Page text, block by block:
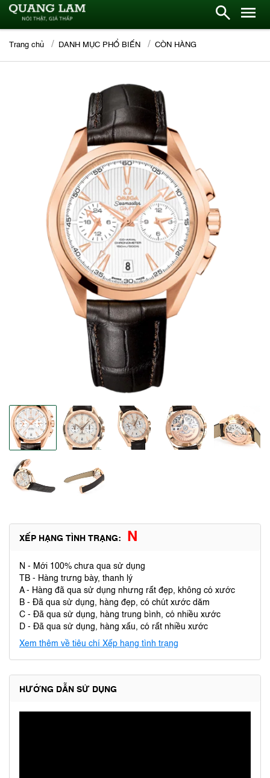
Trang chủ DANH MỤC PHỔ BIẾN CÒN HÀNG
XẾP HẠNG TÌNH TRẠNG: N
N - Mới 100% chưa qua sử dụng
TB - Hàng trưng bày, thanh lý
A - Hàng đã qua sử dụng nhưng rất đẹp, không có xước
B - Đã qua sử dụng, hàng đẹp, có chút xước dăm
C - Đã qua sử dụng, hàng trung bình, có nhiều xước
D - Đã qua sử dụng, hàng xấu, có rất nhiều xước
Xem thêm về tiêu chí Xếp hạng tình trạng
HƯỚNG DẪN SỬ DỤNG